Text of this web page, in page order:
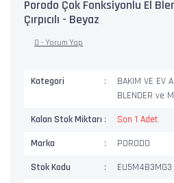
Porodo Çok Fonksiyonlu El
Çırpıcılı - Beyaz
0 - Yorum Yap
Kategori BAKIM VE EV
BLENDER ve
Kalan Stok Miktarı
Son 1 Adet
Marka
PORODO
Stok Kodu
EU5M4B3MG3